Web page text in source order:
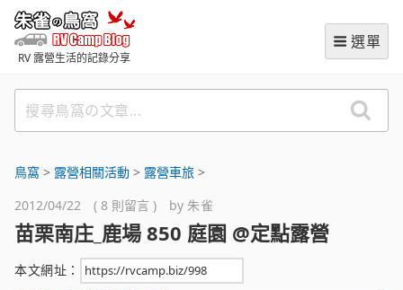
至
內
朱雀の鳥窩
RV 露營生活的記錄分享
選單
搜
尋
窩
文
章
鳥窩 > ‌露營相關活動 > 露營車旅 >
2012/04/22 ( 8 則留言 ) by 朱雀
苗栗南庄_鹿場 850 庭園 @定點露營
本文網址：